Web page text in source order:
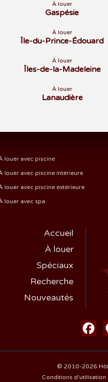
À louer
Gaspésie
À louer
Île-du-Prince-Édouard
À louer
Îles-de-la-Madeleine
À louer
Lanaudière
louer avec piscine
louer avec piscine intérieure
louer avec piscine extérieure
louer avec spa
Accueil
À louer
Spéciaux
Recherche
Nouveautés
© 2010-2026
Conditions d'utilisation